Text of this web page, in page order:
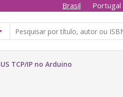
Brasil Portugal
TCP/IP no Arduino